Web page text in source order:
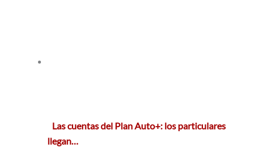
Las cuentas del Plan Auto+: los particulares
llegan…